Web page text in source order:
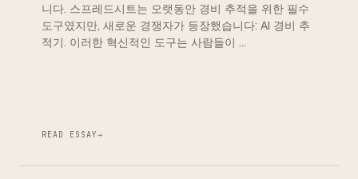
니다. 스프레드시트는 오랫동안 경비 추적을 위한 필수
도구였지만, 새로운 경쟁자가 등장했습니다: AI 경비 추
적기. 이러한 혁신적인 도구는 사람들이 …
READ ESSAY→